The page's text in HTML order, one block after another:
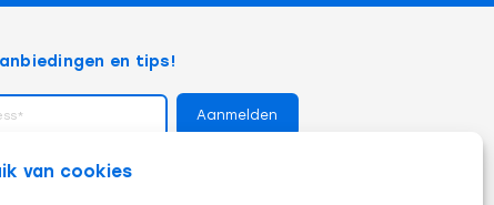
van cookies
en tips!